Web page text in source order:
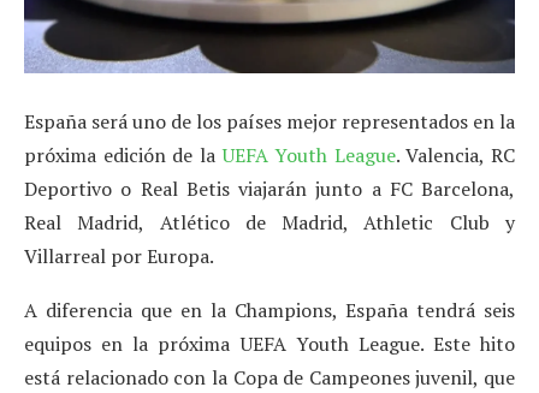
España será uno de los países mejor representados en la
próxima edición de laUEFA Youth League. Valencia, RC
Deportivo o Real Betis viajarán junto a FC Barcelona,
Real Madrid, Atlético de Madrid, Athletic Club y
Villarreal por Europa.
A diferencia que en la Champions, España tendrá seis
equipos en la próxima UEFA Youth League. Este hito
está relacionado con la Copa de Campeones juvenil, que